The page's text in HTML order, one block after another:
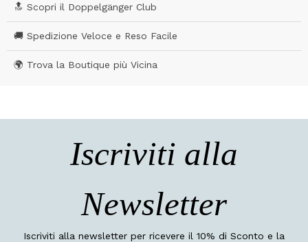
🔝 Scopri il Doppelgänger Club
🚚 Spedizione Veloce e Reso Facile
🌍 Trova la Boutique più Vicina
Iscriviti alla
Newsletter
Iscriviti alla newsletter per ricevere il 10% di Sconto e la